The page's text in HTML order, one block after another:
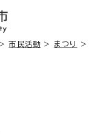
市民活動 > まつり
>